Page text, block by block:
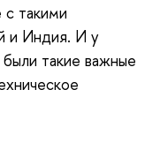
с такими
и Индия. И у
такие важные